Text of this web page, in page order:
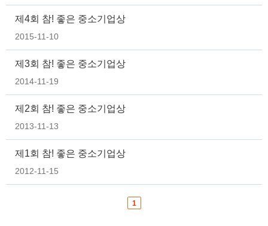
제4회 참! 좋은 중소기업상
2015-11-10
제3회 참! 좋은 중소기업상
2014-11-19
제2회 참! 좋은 중소기업상
2013-11-13
제1회 참! 좋은 중소기업상
2012-11-15
1